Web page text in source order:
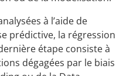
à l’aide de
prédictive, la régression
étape consiste à
dégagées par le biais